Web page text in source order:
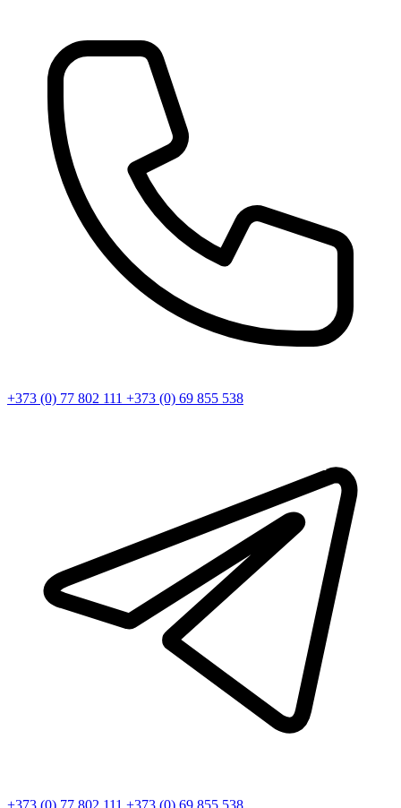
+373 (0) 77 802 111 +373 (0) 69 855 538
+373 (0) 77 802 111 +373 (0) 69 855 538